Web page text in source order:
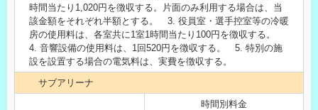
時間当たり1,020円を徴収する。片面のみ利用する場合は、当
該金額をそれぞれ半額とする。 3. 役員室・選手控室等の冷暖
房の使用料は、各室共に1室1時間当たり100円を徴収する。
4. 音響設備の使用料は、1回520円を徴収する。 5. 特別の施
設を設置する場合の電気料は、実費を徴収する。
サブアリーナ
時間別料金